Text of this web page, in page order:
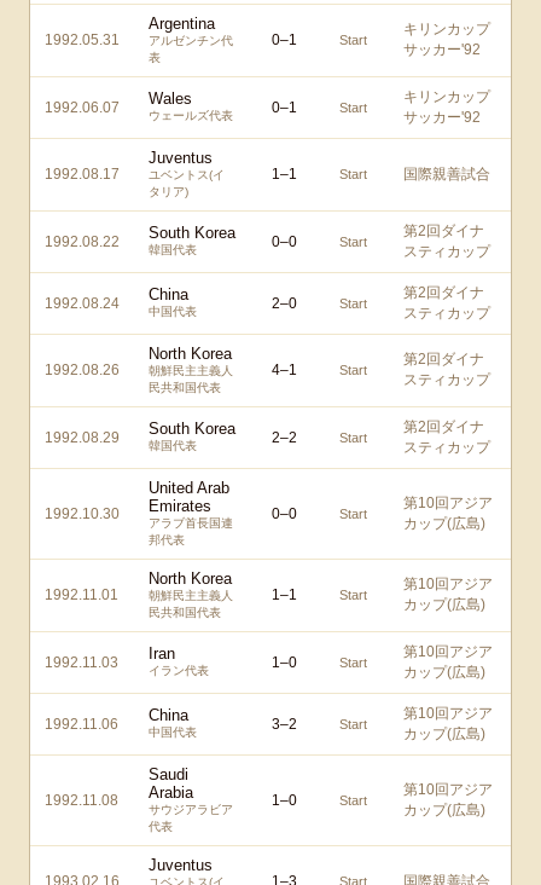
1992.05.31
Argentina
アルゼンチン代
表
0–1 Start
キリンカップ
サッカー'92
1992.06.07 Wales
ウェールズ代表 0–1 Start
キリンカップ
サッカー'92
1992.08.17
Juventus
ユベントス(イ
タリア)
1–1 Start 国際親善試合
1992.08.22 South Korea
韓国代表 0–0 Start
第2回ダイナ
スティカップ
1992.08.24 China
中国代表 2–0 Start
第2回ダイナ
スティカップ
1992.08.26
North Korea
朝鮮民主主義人
民共和国代表
4–1 Start
第2回ダイナ
スティカップ
1992.08.29 South Korea
韓国代表 2–2 Start
第2回ダイナ
スティカップ
1992.10.30
United Arab
Emirates
アラブ首長国連
邦代表
0–0 Start
第10回アジア
カップ(広島)
1992.11.01
North Korea
朝鮮民主主義人
民共和国代表
1–1 Start
第10回アジア
カップ(広島)
1992.11.03 Iran
イラン代表 1–0 Start
第10回アジア
カップ(広島)
1992.11.06 China
中国代表 3–2 Start
第10回アジア
カップ(広島)
1992.11.08
Saudi
Arabia
サウジアラビア
代表
1–0 Start
第10回アジア
カップ(広島)
1993.02.16
Juventus
ユベントス(イ 1 –3 Start 国際親善試合